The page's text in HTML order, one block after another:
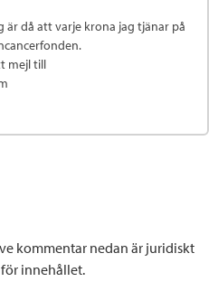
är då att varje krona jag tjänar på
mejl till
kommentar nedan är juridiskt
innehållet.